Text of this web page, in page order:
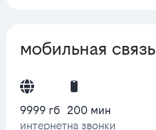
мобильная связь
9999 гб
интернет
200 мин
на звонки